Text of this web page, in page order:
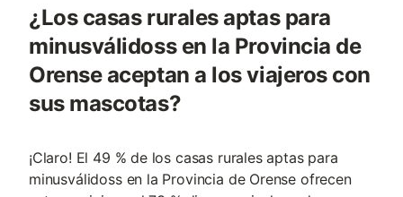
¿Los casas rurales aptas para
minusválidoss en la Provincia de
Orense aceptan a los viajeros con
sus mascotas?
¡Claro! El 49 % de los casas rurales aptas para
minusválidoss en la Provincia de Orense ofrecen